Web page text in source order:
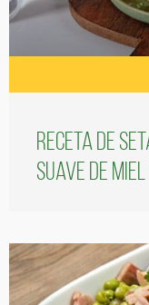
Receta de
suave de